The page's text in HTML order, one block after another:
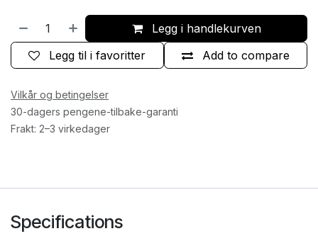
Legg i handlekurven
Add to compare
Legg til i favoritter
Vilkår og betingelser
30-dagers pengene-tilbake-garanti
Frakt: 2–3 virkedager
Specifications